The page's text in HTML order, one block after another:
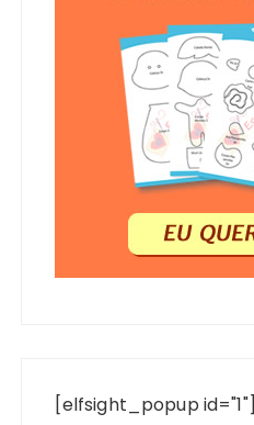
[elfsight_popup id="1"]